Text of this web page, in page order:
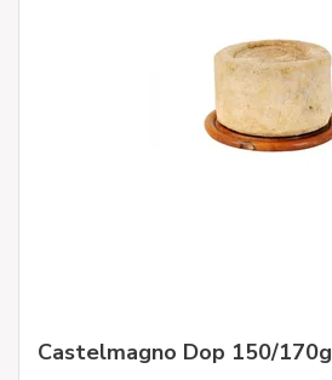
Castelmagno Dop 150/170g